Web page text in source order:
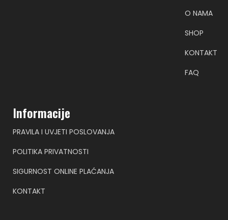
O NAMA
SHOP
KONTAKT
FAQ
Informacije
PRAVILA I UVJETI POSLOVANJA
POLITIKA PRIVATNOSTI
SIGURNOST ONLINE PLAĆANJA
KONTAKT